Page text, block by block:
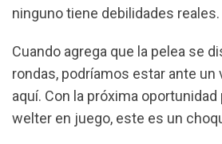
ninguno tiene debilidades reales.
Cuando agrega que la pelea se
rondas, podríamos estar ante un
aquí. Con la próxima
welter en juego, este es un